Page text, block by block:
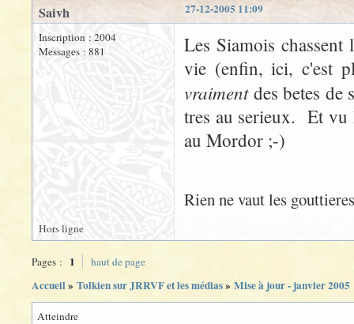
27-12-2005 11:09
Saivh
Inscription : 2004
Messages : 881
Les Siamois
vie (enfin, ici, c'est
vraimentdes betes de
tres au serieux. Et vu
au Mordor ;-)
Rien ne vaut les gouttieres
Hors ligne
Pages : 1 haut de page
Accueil» Tolkien sur JRRVF et les médias» Mise à jour - janvier 2005
Atteindre